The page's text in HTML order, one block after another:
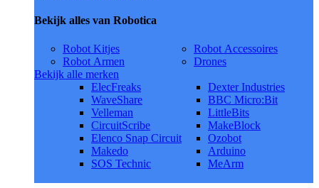
Bekijk alles van Robotica
Robot Kitjes
Robot Armen
Robot Accessoires
Drones
Bekijk alle merken
ElecFreaks
WaveShare
Velleman
CircuitScribe
Elenco Snap Circuit
Makedo
SOS Technic
Dexter Industries
BBC Micro:Bit
LittleBits
MakeBlock
Ozobot
Arduino
MeArm